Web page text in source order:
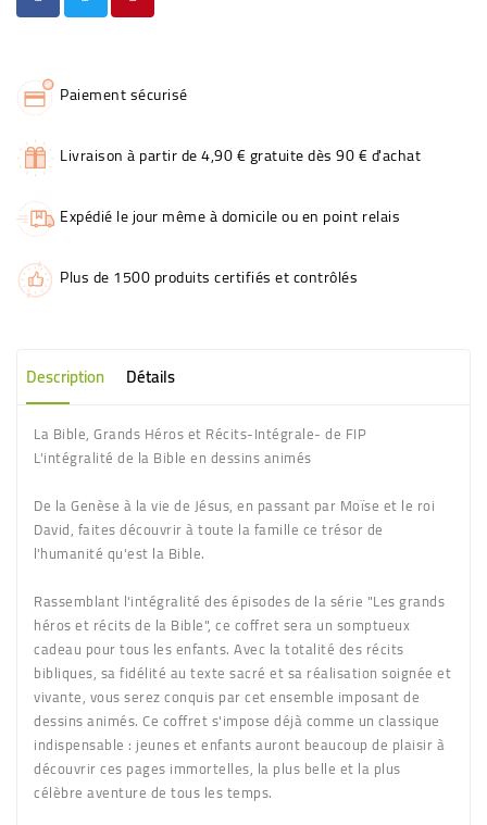
Paiement sécurisé
Livraison à partir de 4,90 € gratuite dès 90 € d'achat
Expédié le jour même à domicile ou en point relais
Plus de 1500 produits certifiés et contrôlés
Description Détails
La Bible, Grands Héros et Récits-Intégrale- de FIP
L'intégralité de la Bible en dessins animés
De la Genèse à la vie de Jésus, en passant par Moïse et le roi
David, faites découvrir à toute la famille ce trésor de
l'humanité qu'est la Bible.
Rassemblant l'intégralité des épisodes de la série "Les grands
héros et récits de la Bible", ce coffret sera un somptueux
cadeau pour tous les enfants. Avec la totalité des récits
bibliques, sa fidélité au texte sacré et sa réalisation soignée et
vivante, vous serez conquis par cet ensemble imposant de
dessins animés. Ce coffret s'impose déjà comme un classique
indispensable : jeunes et enfants auront beaucoup de plaisir à
découvrir ces pages immortelles, la plus belle et la plus
célèbre aventure de tous les temps.